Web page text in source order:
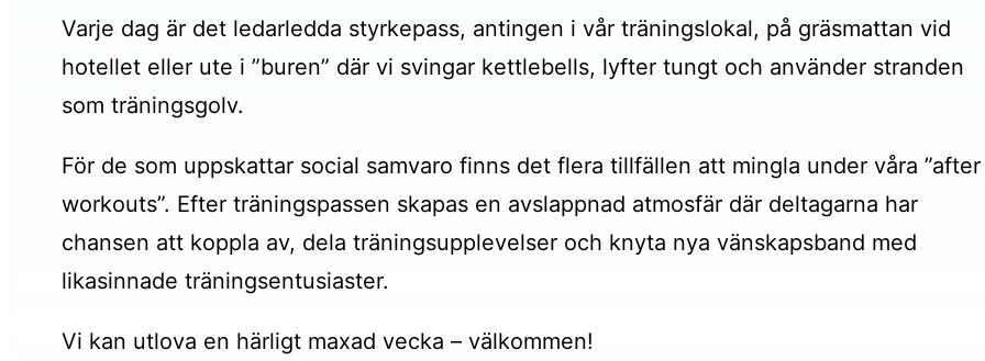
Varje dag är det ledarledda styrkepass, antingen i vår träningslokal, på gräsmattan vid
hotellet eller ute i ”buren” där vi svingar kettlebells, lyfter tungt och använder stranden
som träningsgolv.
För de som uppskattar social samvaro finns det flera tillfällen att mingla under våra ”after
workouts”. Efter träningspassen skapas en avslappnad atmosfär där deltagarna har
chansen att koppla av, dela träningsupplevelser och knyta nya vänskapsband med
likasinnade träningsentusiaster.
Vi kan utlova en härligt maxad vecka – välkommen!